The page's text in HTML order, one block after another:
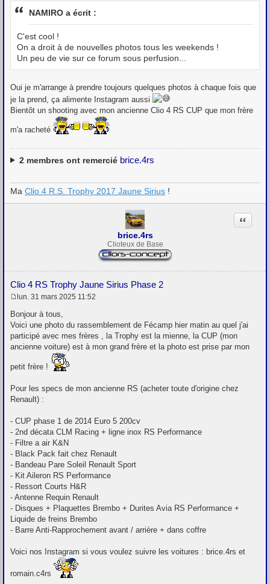
s
g
e
NAMIRO a écrit :
C'est cool !
On a droit à de nouvelles photos tous les weekends !
Un peu de vie sur ce forum sous perfusion...
Oui je m'arrange à prendre toujours quelques photos à chaque fois que
je la prend, ça alimente Instagram aussi
Bientôt un shooting avec mon ancienne Clio 4 RS CUP que mon frère
m'a racheté
2membres ont remercié brice.4rs
Ma Clio 4 R.S. Trophy 2017 Jaune Sirius !
brice.4rs
Clioteux de Base
Clio 4 RS Trophy Jaune Sirius Phase 2
Citation
e
s
s
a
g
lun. 31 mars 2025 11:52
Bonjour à tous,
Voici une photo du rassemblement de Fécamp hier matin au quel j'ai
participé avec mes frères , la Trophy est la mienne, la CUP (mon
ancienne voiture) est à mon grand frère et la photo est prise par mon
petit frère !
Pour les specs de mon ancienne RS (acheter toute d'origine chez
Renault) :
- CUP phase 1 de 2014 Euro 5 200cv
- 2nd décata CLM Racing + ligne inox RS Performance
- Filtre a air K&N
- Black Pack fait chez Renault
- Bandeau Pare Soleil Renault Sport
- Kit Aileron RS Performance
- Ressort Courts H&R
- Antenne Requin Renault
- Disques + Plaquettes Brembo + Durites Avia RS Performance +
Liquide de freins Brembo
- Barre Anti-Rapprochement avant / arrière + dans coffre
Voici nos Instagram si vous voulez suivre les voitures : brice.4rs et
romain.c4rs